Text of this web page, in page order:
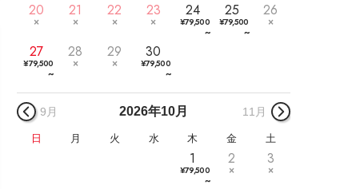
20 21 22 23 24
¥79,500
~
25
¥79,500
~
26
27
¥79,500
~
28 29 30
¥79,500
~
2026年10月
9月 11月
日 月 火 水 木 金 土
1
¥79,500
~
2 3